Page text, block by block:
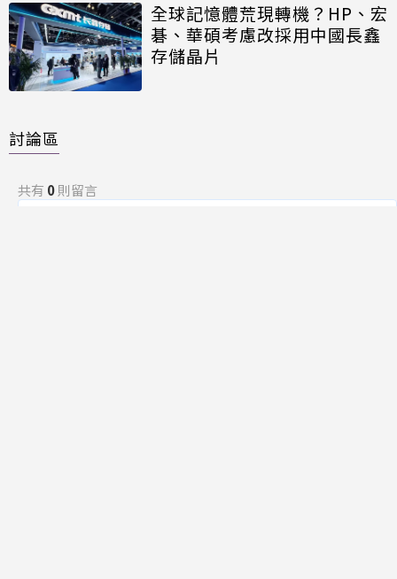
全球記憶體荒現轉機？HP、宏
碁、華碩考慮改採用中國長鑫
存儲晶片
討論區
共有 0則留言